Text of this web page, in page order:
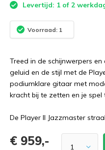
Levertijd: 1 of 2
Voorraad: 1
Treed in de schijnwerpers
geluid en de stijl met de
podiumklare gitaar met
kracht bij te zetten en je spel
De Player II Jazzmaster
€ 959,-